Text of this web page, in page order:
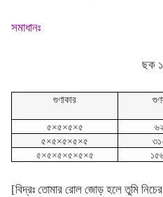
সমাধানঃ
ছক
গুণাকার
৫×৫×৫×৫
৫×৫×৫×৫×৫
৫×৫×৫×৫×৫×৫
[বিদ্রঃ তোমার রোল জোড় হলে তুমি